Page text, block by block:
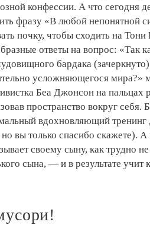
конфессии. А что сегодня
фразу «В любой непонятной
почку, чтобы сходить на Тони
ответы на вопрос: «Так
бардака
усложняющегося мира?»
Беа Джонсон на пальцах
пространство вокруг
вдохновляющий
но вы только спасибо скажете).
своему сыну, как трудно
сына, — и в результате